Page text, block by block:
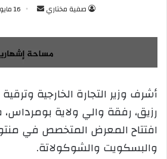
صفية مختاري
س
ل
ب
د
ا
16 مايو، 2026
أشرف وزير التجارة الخارجية
رزيق، رفقة والي ولاية
افتتاح المعرض المتخصص في
والبسكويت والشوكولاتة.